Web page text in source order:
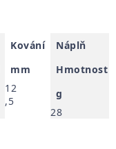
Kování
mm
12
,5
Náplň
Hmotnost
g
28